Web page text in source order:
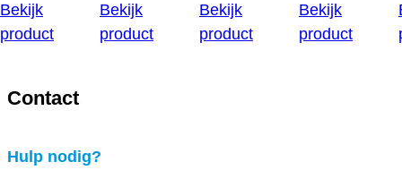
Bekijk
product
Bekijk
product
Bekijk
product
Bekijk
product
Contact
Hulp nodig?